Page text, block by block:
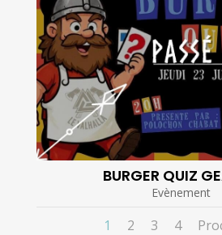
BURGER QUIZ
Evènement
1 2 3 4